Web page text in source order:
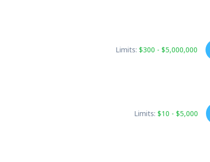
Limits: $300 - $5,000,000
Limits: $10 - $5,000